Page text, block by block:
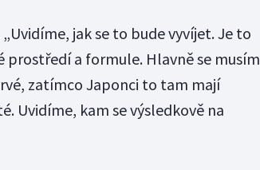
jak se to bude vyvíjet. Je to
a formule. Hlavně se musím
zatímco Japonci to tam mají
Uvidíme, kam se výsledkově na